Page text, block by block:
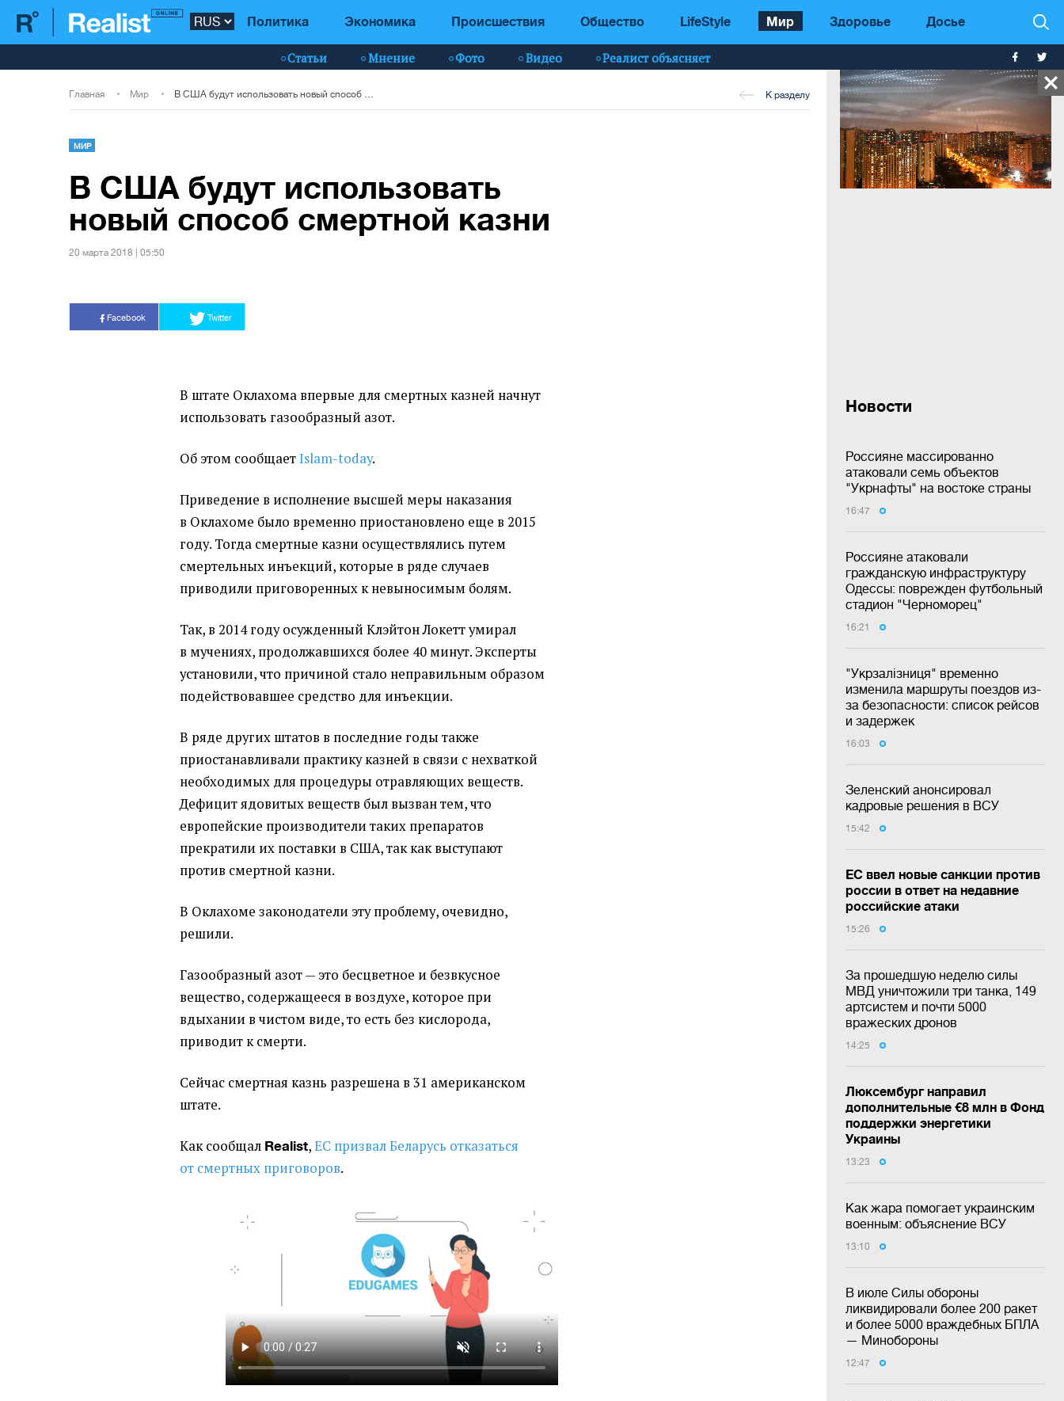
Политика Экономика Происшествия Общество LifeStyle Мир Здоровье Досье
Статьи Мнение Фото Видео Реалист объясняет
Новости
Россияне массированно
атаковали семь объектов
"Укрнафты" на востоке страны
16:47
Россияне атаковали
гражданскую инфраструктуру
Одессы: поврежден футбольный
стадион "Черноморец"
16:21
"Укрзалізниця" временно
изменила маршруты поездов из-
за безопасности: список рейсов
и задержек
16:03
Зеленский анонсировал
кадровые решения в ВСУ
15:42
ЕС ввел новые санкции против
россии в ответ на недавние
российские атаки
15:26
За прошедшую неделю силы
МВД уничтожили три танка, 149
артсистем и почти 5000
вражеских дронов
14:25
Люксембург направил
дополнительные €8 млн в Фонд
поддержки энергетики
Украины
13:23
Как жара помогает украинским
военным: объяснение ВСУ
13:10
В июле Силы обороны
ликвидировали более 200 ракет
и более 5000 враждебных БПЛА
— Минобороны
12:47
Главная Мир К разделу
МИР
В США будут использовать
новый способ смертной казни
20 марта 2018 | 05:50
Facebook Twitter
В штате Оклахома впервые для смертных казней начнут
использовать газообразный азот.
Об этом сообщаетIslam-today.
Приведение в исполнение высшей меры наказания
в Оклахоме было временно приостановлено еще в 2015
году. Тогда смертные казни осуществлялись путем
смертельных инъекций, которые в ряде случаев
приводили приговоренных к невыносимым болям.
Так, в 2014 году осужденный Клэйтон Локетт умирал
в мучениях, продолжавшихся более 40 минут. Эксперты
установили, что причиной стало неправильным образом
подействовавшее средство для инъекции.
В ряде других штатов в последние годы также
приостанавливали практику казней в связи с нехваткой
необходимых для процедуры отравляющих веществ.
Дефицит ядовитых веществ был вызван тем, что
европейские производители таких препаратов
прекратили их поставки в США, так как выступают
против смертной казни.
В Оклахоме законодатели эту проблему, очевидно,
решили.
Газообразный азот — это бесцветное и безвкусное
вещество, содержащееся в воздухе, которое при
вдыхании в чистом виде, то есть без кислорода,
приводит к смерти.
Сейчас смертная казнь разрешена в 31 американском
штате.
Как сообщал Realist,ЕС призвал Беларусь отказаться
от смертных приговоров.